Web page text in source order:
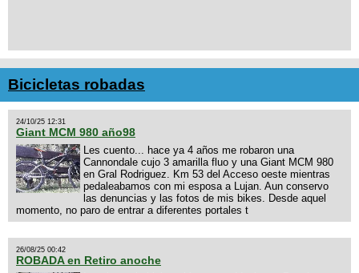
Bicicletas robadas
24/10/25 12:31
Giant MCM 980 año98
Les cuento... hace ya 4 años me robaron una
Cannondale cujo 3 amarilla fluo y una Giant MCM 980
en Gral Rodriguez. Km 53 del Acceso oeste mientras
pedaleabamos con mi esposa a Lujan. Aun conservo
las denuncias y las fotos de mis bikes. Desde aquel
momento, no paro de entrar a diferentes portales t
26/08/25 00:42
ROBADA en Retiro anoche